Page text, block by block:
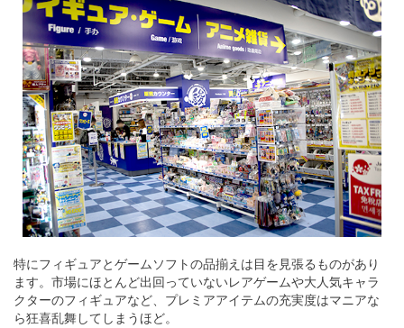
特にフィギュアとゲームソフトの品揃えは目を見張るものがあり
ます。市場にほとんど出回っていないレアゲームや大人気キャラ
クターのフィギュアなど、プレミアアイテムの充実度はマニアな
ら狂喜乱舞してしまうほど。